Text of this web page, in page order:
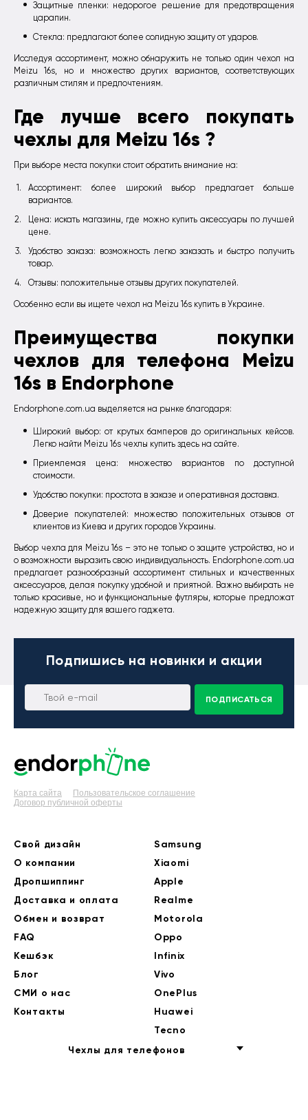
Защитные пленки: недорогое решение для предотвращения
царапин.
Стекла: предлагают более солидную защиту от ударов.
Исследуя ассортимент, можно обнаружить не только один чехол на
Meizu 16s, но и множество других вариантов, соответствующих
различным стилям и предпочтениям.
Где лучше всего покупать
чехлы для Meizu 16s ?
При выборе места покупки стоит обратить внимание на:
Ассортимент: более широкий выбор предлагает больше
вариантов.
Цена: искать магазины, где можно купить аксессуары по лучшей
цене.
Удобство заказа: возможность легко заказать и быстро получить
товар.
Отзывы: положительные отзывы других покупателей.
Особенно если вы ищете чехол на Meizu 16s купить в Украине.
Преимущества покупки
чехлов для телефона Meizu
16s в Endorphone
Endorphone.com.ua выделяется на рынке благодаря:
Широкий выбор: от крутых бамперов до оригинальных кейсов.
Легко найти Meizu 16s чехлы купить здесь на сайте.
Приемлемая цена: множество вариантов по доступной
стоимости.
Удобство покупки: простота в заказе и оперативная доставка.
Доверие покупателей: множество положительных отзывов от
клиентов из Киева и других городов Украины.
Выбор чехла для Meizu 16s – это не только о защите устройства, но и
о возможности выразить свою индивидуальность. Endorphone.com.ua
предлагает разнообразный ассортимент стильных и качественных
аксессуаров, делая покупку удобной и приятной. Важно выбирать не
только красивые, но и функциональные футляры, которые предложат
надежную защиту для вашего гаджета.
Подпишись на новинки и акции
ПОДПИСАТЬСЯ
Карта сайта
Пользовательское соглашение
Договор публичной оферты
Свой дизайн
О компании
Дропшиппинг
Доставка и оплата
Обмен и возврат
FAQ
Кешбэк
Блог
СМИ о нас
Контакты
Samsung
Xiaomi
Apple
Realme
Motorola
Oppo
Infinix
Vivo
OnePlus
Huawei
Tecno
Чехлы для телефонов